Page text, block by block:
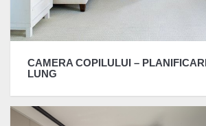
CAMERA COPILULUI –
LUNG